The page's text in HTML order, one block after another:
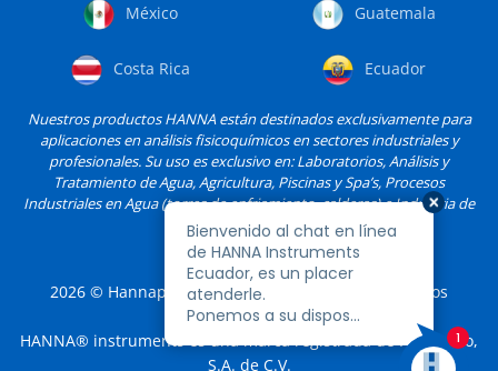
México Guatemala
Costa Rica Ecuador
Nuestros productos HANNA están destinados exclusivamente para
aplicaciones en análisis fisicoquímicos en sectores industriales y
profesionales. Su uso es exclusivo en: Laboratorios, Análisis y
Tratamiento de Agua, Agricultura, Piscinas y Spa’s, Procesos
Industriales en Agua (torres de enfriamiento, calderas) e Industria de
Alimentos, entre otros.
2026 © Hannapro, S.A. de C.V. y sus filiales. Todos los
derechos reservados.
HANNA® instruments es una marca registrada de Hannapro,
S.A. de C.V.